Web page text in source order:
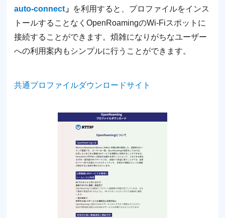
auto-connect 」 を利用すると、プロファイルをインス
トールすることなくOpenRoamingのWi-Fiスポットに
接続することができます。煩雑になりがちなユーザー
への利⽤案内もシンプルに⾏うことができます。
共通プロファイルダウンロードサイト